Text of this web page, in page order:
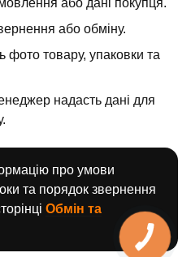
або дані покупця.
або обміну.
фото товару, упаковки та
надасть дані для
про умови
та порядок звернення
Обмін та